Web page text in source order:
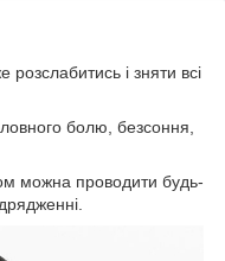
і зняти всі
болю, безсоння,
можна проводити будь-